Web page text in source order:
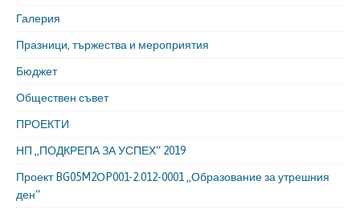
Галерия
Празници, тържества и мероприятия
Бюджет
Обществен съвет
ПРОЕКТИ
НП „ПОДКРЕПА ЗА УСПЕХ“ 2019
Проект BG05M2ОP001-2.012-0001 „Образование за утрешния
ден“